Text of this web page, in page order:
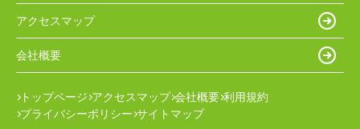
アクセスマップ
会社概要
トップページ アクセスマップ 会社概要 利用規約
プライバシーポリシー サイトマップ